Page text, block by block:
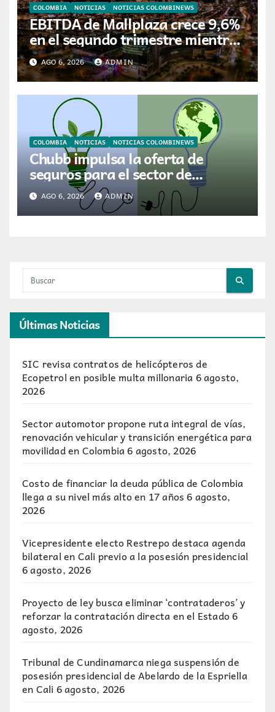
COLOMBIA NOTICIAS NOTICIAS COLOMBINEWS
EBITDA de Mallplaza crece 9,6%
en el segundo trimestre mientras
avanza en su plan de crecimiento
en Colombia
AGO 6, 2026 ADMIN
COLOMBIA NOTICIAS NOTICIAS COLOMBINEWS
Chubb impulsa la oferta de
seguros para el sector de
energías renovables en América
Latina
AGO 6, 2026 ADMIN
Últimas Noticias
SIC revisa contratos de helicópteros de
Ecopetrol en posible multa millonaria6 agosto,
2026
Sector automotor propone ruta integral de vías,
renovación vehicular y transición energética para
movilidad en Colombia6 agosto, 2026
Costo de financiar la deuda pública de Colombia
llega a su nivel más alto en 17 años 6 agosto,
2026
Vicepresidente electo Restrepo destaca agenda
bilateral en Cali previo a la posesión presidencial
6 agosto, 2026
Proyecto de ley busca eliminar ‘contrataderos’ y
reforzar la contratación directa en el Estado6
agosto, 2026
Tribunal de Cundinamarca niega suspensión de
posesión presidencial de Abelardo de la Espriella
en Cali 6 agosto, 2026